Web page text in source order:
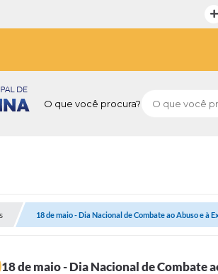
O que você procura?
18 de maio - Dia Nacional de Combate ao Abuso e à
18 de maio - Dia Nacional de Combate